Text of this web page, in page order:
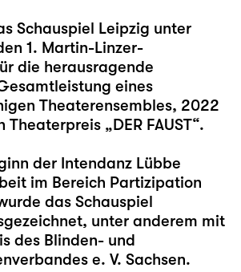
Schauspiel Leipzig unter
1. Martin-Linzer-
die herausragende
eines
Theaterensembles, 2022
„DER FAUST“.
der Intendanz Lübbe
im Bereich Partizipation
das Schauspiel
unter anderem mit
des Blinden- und
e. V. Sachsen.